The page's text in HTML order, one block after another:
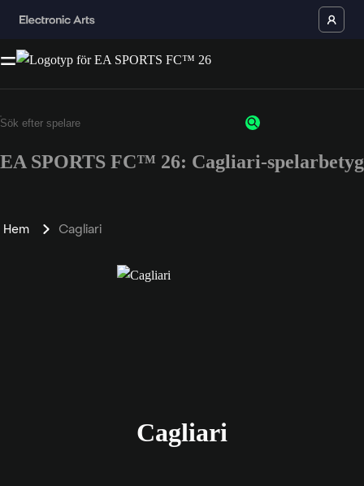
EA SPORTS FC™ 26: Cagliari-spelarbetyg
Hem Cagliari
Cagliari